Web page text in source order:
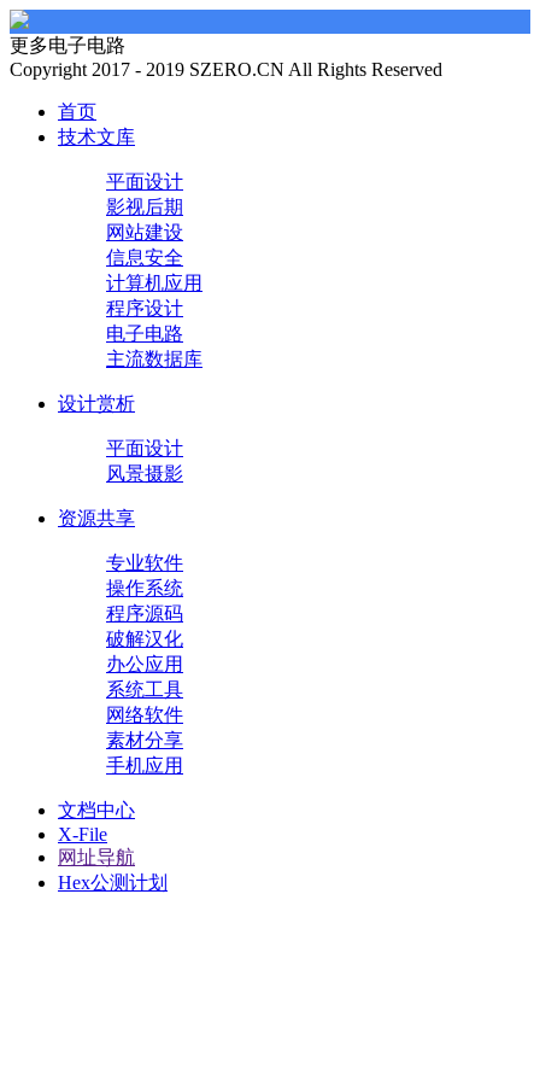
更多电子电路
Copyright 2017 - 2019 SZERO.CN All Rights Reserved
首页
技术文库
平面设计
影视后期
网站建设
信息安全
计算机应用
程序设计
电子电路
主流数据库
设计赏析
平面设计
风景摄影
资源共享
专业软件
操作系统
程序源码
破解汉化
办公应用
系统工具
网络软件
素材分享
手机应用
文档中心
X-File
网址导航
Hex公测计划